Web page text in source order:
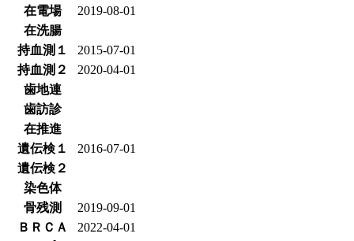
在電場
2019-08-01
在洗腸
持血測１
2015-07-01
持血測２
2020-04-01
歯地連
歯訪診
在推進
遺伝検１
2016-07-01
遺伝検２
染色体
骨残測
2019-09-01
ＢＲＣＡ
2022-04-01